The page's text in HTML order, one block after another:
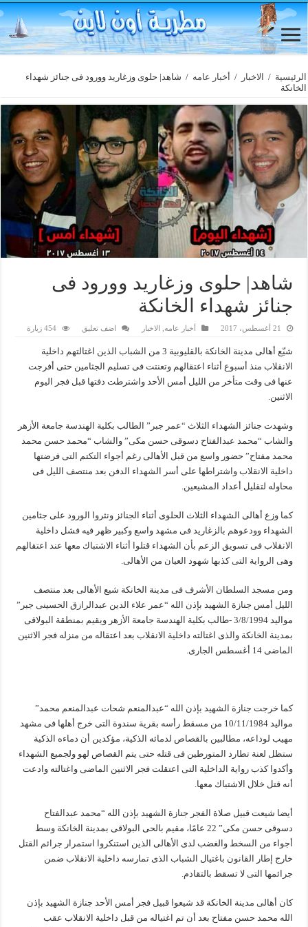
الرئيسية / الاخبار / أخبار عامه / شاهد| حلوى وزغاريد وورود فى جنائز شهداء
الخانكة
شاهد| حلوى وزغاريد وورود فى
جنائز شهداء الخانكة
21 أغسطس، 2017 أخبار عامه, الاخبار اضف تعليق 454 زيارة
شيّع أهالى مدينة الخانكة بالقليوبية 3 من الشباب الذين اغتالتهم داخلية
الانقلاب منذ أسبوع أثناء اعتقالهم وتعنتت فى تسليم الجثامين حتى أفرجت
عنها فى وقت متأخر من الليل أمس الأحد واشترطت دفتها قبل فجر اليوم
الاثنين.
وشهدت جنائز الشهداء الثلاث “عمر جبر” الطالب بكلية الهندسة جامعة الأزهر
والشاب “محمد عبدالفتاح دسوقى حسن مكى” والشاب “محمد حسن محمد
محمد مفتاح” حضور واسع من قبل الأهالى رغم أجواء التكتم التى فرضتها
داخلية الانقلاب واشتراطها على أسر الشهداء الدفن بعد منتصف الليل فى
محاوله لتقليل أعداد المشيعين.
كما وزع أهالى الشهداء الثلاث الحلوى أثناء الجنائز ونثروا الورود على جثامين
الشهداء وودعوهم بالزغاريد فى مشهد واسع وكبير ظهر فيه فشل داخلية
الانقلاب فى تسويق الزعم بأن الشهداء قتلوا أثناء الاشتباك معها عند اعتقالهم
وهى الرواية التى كذبها شهود العيان من الأهالى.
ومن مسجد السلطان الأشرف فى مدينة الخانكة شيع الأهالى بعد منتصف
الليل أمس جنازة الشهيد بإذن الله “عمر علاء الدين عبدالرازق الحسينى جبر”
مواليد 3/8/1994 -طالب بكلية الهندسة جامعة الأزهر ويقيم بمنطقة البولاقى
بمدينة الخانكة والذى اغتالته داخلية الانقلاب بعد اعتقاله من منزله فجر الاثنين
الماضى 14 أغسطس الجارى.
كما خرجت جنازة الشهيد بإذن الله “عبدالمنعم شحات عبدالمنعم محمد”
مواليد 10/11/1984 من مسقط رأسه بقرية سندوة التى خرج أهلها فى مشهد
مهيب لوداعه، مطالبين بالقصاص لدمائه الذكية، مؤكدين أن دماءه الذكية
ستظل لعنة تطارد المتورطين فى قتله حتى يتم القصاص لهو ولجميع الشهداء
وأكدوا كذب رواية الداخلية التى اعتقلت فجر الاثنين الماضى واغتالته وادعت
أنه قتل خلال الاشتباك معها.
أيضا شيعت قبيل صلاة الفجر جنازة الشهيد بإذن الله “محمد عبدالفتاح
دسوقى حسن مكى” 22 عامًا، مقيم بالحى البولاقى بمدينة الخانكة وسط
أجواء من السخط والغضب لدى الأهالى الذين استنكروا استمرار جرائم القتل
خارج إطار القانون باغتيال الشباب الذى تمارسه داخلية الانقلاب ضمن
جرائمها التى لا تسقط بالتقادم.
كان أهالى مدينة الخانكة قد شيعوا قبيل فجر أمس الأحد جنازة الشهيد بإذن
الله محمد حسن مفتاح بعد أن تم اغتياله من قبل داخلية الانقلاب عقب